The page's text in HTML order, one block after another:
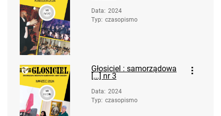
Data: 2024
Typ: czasopismo
Głosiciel : samorządowa
[...] nr 3
Data: 2024
Typ: czasopismo